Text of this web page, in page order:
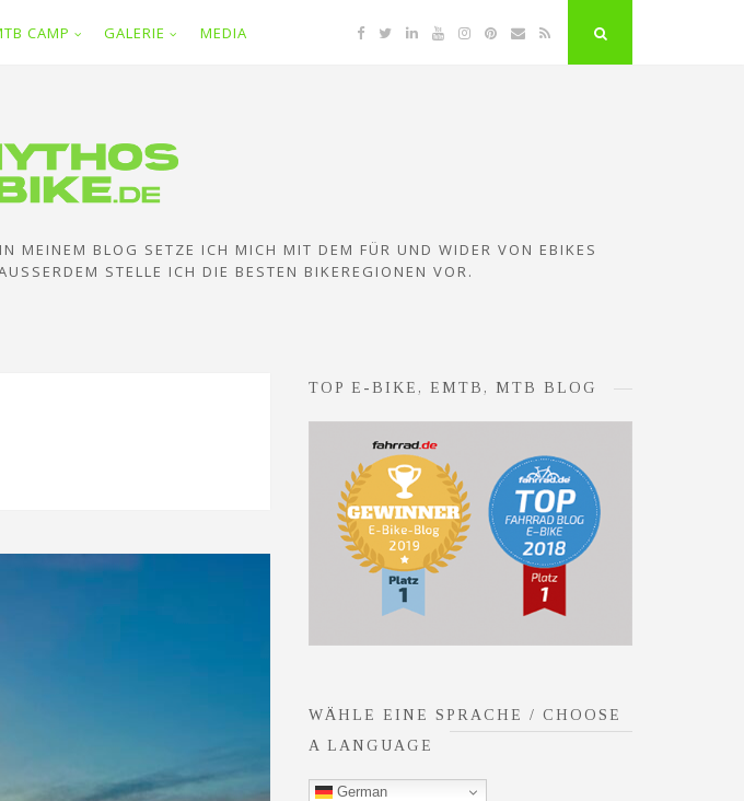
CAMP GALERIE MEDIA Facebook
TwitterLinkedinYouTubeInstagram
Pinterest
EmailRSS
MEINEM BLOG SETZE ICH MICH MIT DEM FÜR UND WIDER VON EBIKES
STELLE ICH DIE BESTEN BIKEREGIONEN VOR.
TOP E-BIKE, EMTB, MTB BLOG
WÄHLE EINE SPRACHE / CHOOSE
A LANGUAGE
German